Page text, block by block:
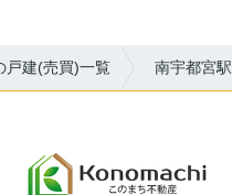
戸建(売買)一覧 南宇都宮駅